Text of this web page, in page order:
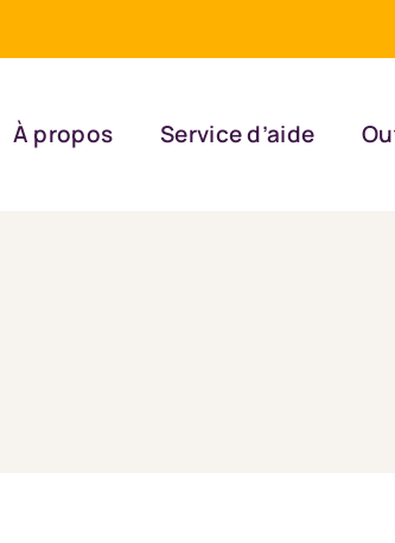
À propos Service d’aide